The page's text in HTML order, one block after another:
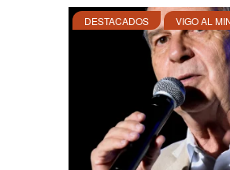
DESTACADOS VIGO AL